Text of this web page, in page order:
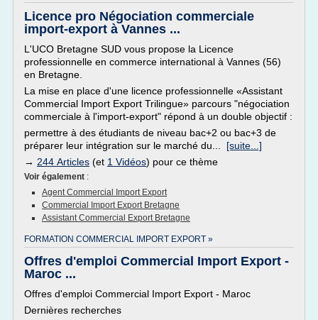
Licence pro Négociation commerciale
import-export à Vannes ...
L'UCO Bretagne SUD vous propose la Licence
professionnelle en commerce international à Vannes (56)
en Bretagne.
La mise en place d'une licence professionnelle «Assistant
Commercial Import Export Trilingue» parcours "négociation
commerciale à l'import-export" répond à un double objectif :
permettre à des étudiants de niveau bac+2 ou bac+3 de
préparer leur intégration sur le marché du... [suite...]
→ 244 Articles (et 1 Vidéos) pour ce thème
Voir également :
Agent Commercial Import Export
Commercial Import Export Bretagne
Assistant Commercial Export Bretagne
FORMATION COMMERCIAL IMPORT EXPORT »
Offres d'emploi Commercial Import Export -
Maroc ...
Offres d'emploi Commercial Import Export - Maroc
Dernières recherches